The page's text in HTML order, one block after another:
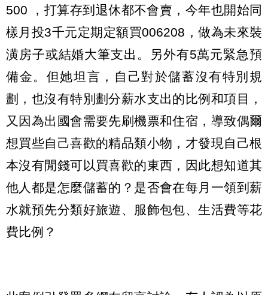
500 ，打算存到退休都不會賣，今年也開始同
樣月投3千元定期定額買006208，做為未來裝
潢房子或結婚大筆支出。另外有5萬元緊急預
備金。但她坦言，自己對於儲蓄沒有特別規
劃，也沒有特別劃分薪水支出的比例和項目，
又因為出國會需要先刷機票和住宿，導致偶爾
想買些自己喜歡的精品類小物，才發現自己根
本沒有閒錢可以買喜歡的東西，因此想知道其
他人都是怎麼儲蓄的？是否會在每月一領到薪
水就預先分類好旅遊、服飾包包、生活費等花
費比例？